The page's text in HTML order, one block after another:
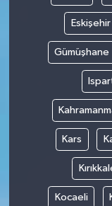
Eskişehir
Gümüşhane
Kars
Kocaeli